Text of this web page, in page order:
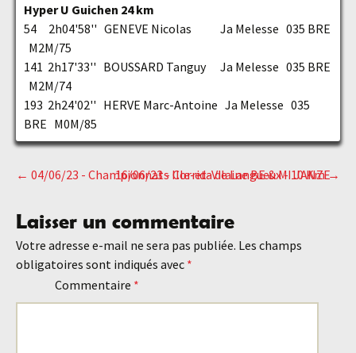
Hyper U Guichen 24 km
54 2h04'58'' GENEVE Nicolas Ja Melesse 035 BRE
M2M/75
141 2h17'33'' BOUSSARD Tanguy Ja Melesse 035 BRE
M2M/74
193 2h24'02'' HERVE Marc-Antoine Ja Melesse 035
BRE M0M/85
Navigation
des
articles
← 04/06/23 - Championnats Ille-et-Vilaine BE & MI JANZE
16/06/23 - Corrida de Langueux - 10 Km→
Laisser un commentaire
Votre adresse e-mail ne sera pas publiée. Les champs
obligatoires sont indiqués avec *
Commentaire *